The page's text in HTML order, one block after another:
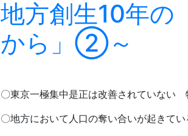
地方創生10年の
から」②～
〇東京一極集中是正は改善されていない
〇地方において人口の奪い合いが起きてい